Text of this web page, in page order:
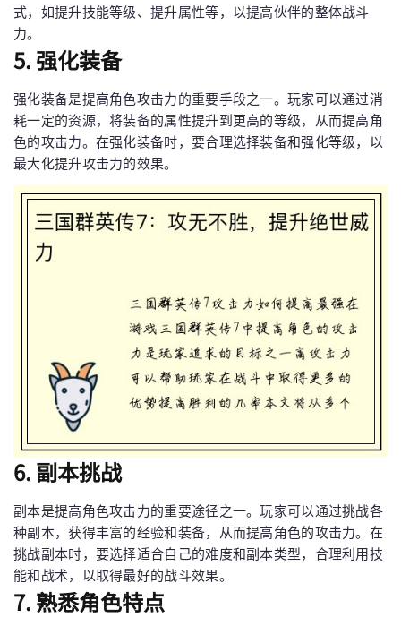
式，如提升技能等级、提升属性等，以提高伙伴的整体战斗
力。
5. 强化装备
强化装备是提高角色攻击力的重要手段之一。玩家可以通过消
耗一定的资源，将装备的属性提升到更高的等级，从而提高角
色的攻击力。在强化装备时，要合理选择装备和强化等级，以
最大化提升攻击力的效果。
6. 副本挑战
副本是提高角色攻击力的重要途径之一。玩家可以通过挑战各
种副本，获得丰富的经验和装备，从而提高角色的攻击力。在
挑战副本时，要选择适合自己的难度和副本类型，合理利用技
能和战术，以取得最好的战斗效果。
7. 熟悉角色特点